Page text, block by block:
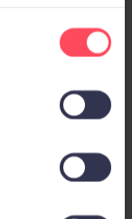
visionar
no antes, lo